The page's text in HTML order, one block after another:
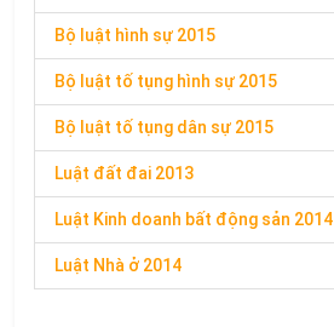
Bộ luật hình sự 2015
Bộ luật tố tụng hình sự 2015
Bộ luật tố tụng dân sự 2015
Luật đất đai 2013
Luật Kinh doanh bất động sản 2014
Luật Nhà ở 2014